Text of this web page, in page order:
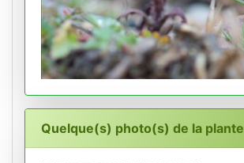
Quelque(s) photo(s) de la plante